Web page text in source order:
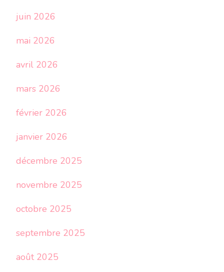
juin 2026
mai 2026
avril 2026
mars 2026
février 2026
janvier 2026
décembre 2025
novembre 2025
octobre 2025
septembre 2025
août 2025